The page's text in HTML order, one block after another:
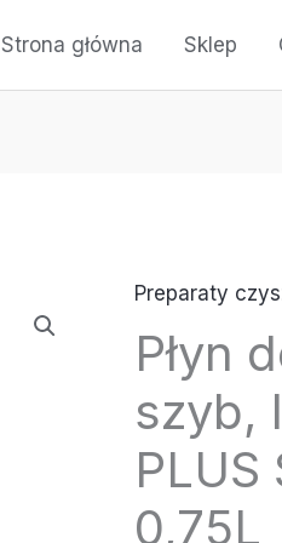
Strona główna Sklep
Preparaty
Płyn
szyb,
PLUS
0,75L